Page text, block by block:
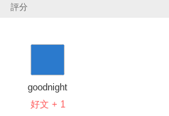
評分
goodnight
好文 + 1